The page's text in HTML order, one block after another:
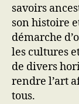
savoirs
son histoire
démarche
les cultures
de divers
rendre l’art
tous.